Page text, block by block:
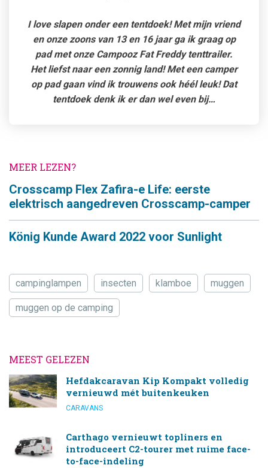
I love slapen onder een tentdoek! Met mijn vriend
en onze zoons van 13 en 16 jaar ga ik graag op
pad met onze Campooz Fat Freddy tenttrailer.
Het liefst naar een zonnig land! Met een camper
op pad gaan vind ik trouwens ook héél leuk! Dat
tentdoek denk ik er dan wel even bij…
MEER LEZEN?
Crosscamp Flex Zafira-e Life: eerste
elektrisch aangedreven Crosscamp-camper
König Kunde Award 2022 voor Sunlight
campinglampen insecten klamboe muggen
muggen op de camping
MEEST GELEZEN
Hefdakcaravan Kip Kompakt volledig
vernieuwd mét buitenkeuken
CARAVANS
Carthago vernieuwt topliners en
introduceert C2-tourer met ruime face-
to-face-indeling